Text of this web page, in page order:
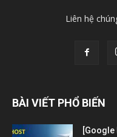
Liên hệ
BÀI VIẾT PHỔ BIẾN
[Google